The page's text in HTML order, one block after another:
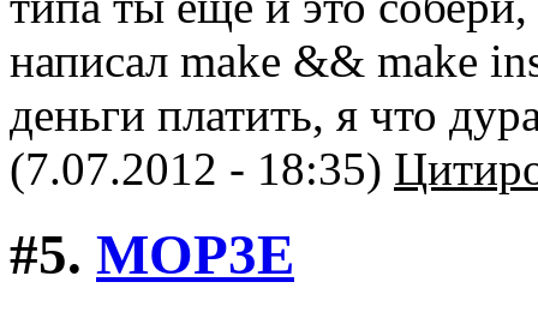
написал make && make
деньги платить, я что
(7.07.2012 - 18:35)
#5. MOP3E